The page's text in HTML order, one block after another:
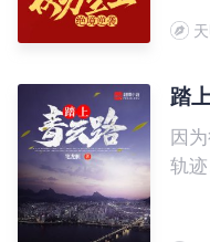
了
踏
因
轨